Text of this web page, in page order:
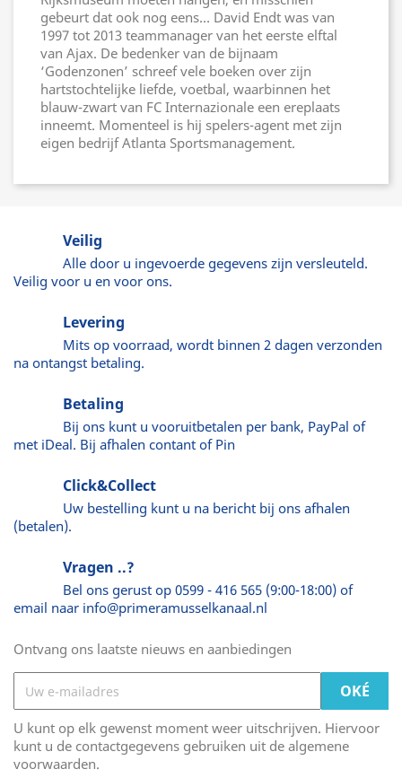
gebeurt dat ook nog eens… David Endt was van
1997 tot 2013 teammanager van het eerste elftal
van Ajax. De bedenker van de bijnaam
‘Godenzonen’ schreef vele boeken over zijn
hartstochtelijke liefde, voetbal, waarbinnen het
blauw-zwart van FC Internazionale een ereplaats
inneemt. Momenteel is hij spelers-agent met zijn
eigen bedrijf Atlanta Sportsmanagement.
Veilig
Alle door u ingevoerde gegevens zijn versleuteld.
Veilig voor u en voor ons.
Levering
Mits op voorraad, wordt binnen 2 dagen verzonden
na ontangst betaling.
Betaling
Bij ons kunt u vooruitbetalen per bank, PayPal of
met iDeal. Bij afhalen contant of Pin
Click&Collect
Uw bestelling kunt u na bericht bij ons afhalen
(betalen).
Vragen ..?
Bel ons gerust op 0599 - 416 565 (9:00-18:00) of
email naar info@primeramusselkanaal.nl
Ontvang ons laatste nieuws en aanbiedingen
U kunt op elk gewenst moment weer uitschrijven. Hiervoor
kunt u de contactgegevens gebruiken uit de algemene
voorwaarden.